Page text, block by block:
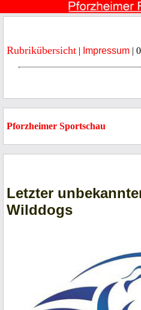
Rubrikübersicht | Impressum |
Pforzheimer Sportschau
Letzter
Wilddogs